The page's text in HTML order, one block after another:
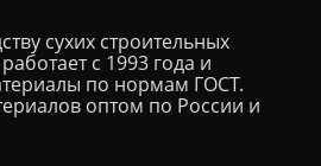
сухих строительных
с 1993 года и
по нормам ГОСТ.
оптом по России и